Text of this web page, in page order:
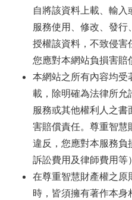
自將該資料上載、輸
服務使用、修改、發
授權該資料，不致侵害
您應對本網站負損害賠
本網站之所有內容均受
載，除明確為法律所允
服務或其他權利人之
害賠償責任。尊重智慧
違反，您應對本服務負
訴訟費用及律師費用等
在尊重智慧財產權之原
時，皆須擁有著作本